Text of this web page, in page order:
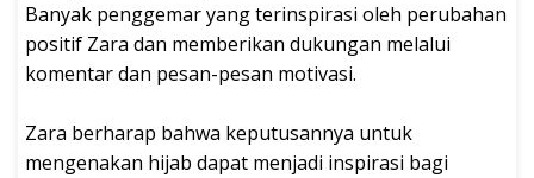
Banyak penggemar yang terinspirasi oleh perubahan
positif Zara dan memberikan dukungan melalui
komentar dan pesan-pesan motivasi.
Zara berharap bahwa keputusannya untuk
mengenakan hijab dapat menjadi inspirasi bagi